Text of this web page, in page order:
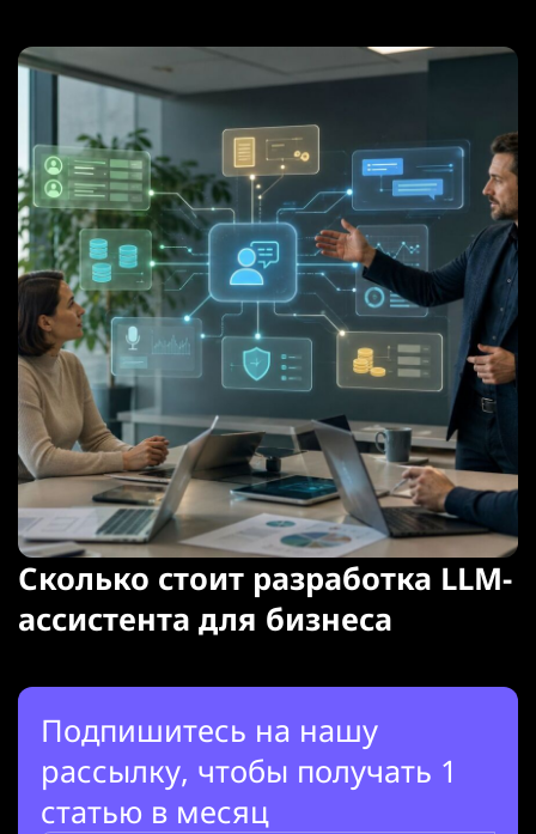
Сколько стоит разработка LLM-
ассистента для бизнеса
Подпишитесь на нашу
рассылку, чтобы получать 1
статью в месяц